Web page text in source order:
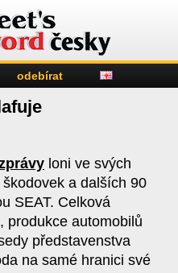
odebírat
loni ve svých
a dalších 90
SEAT. Celková
produkce automobilů
představenstva
na samé hranici své